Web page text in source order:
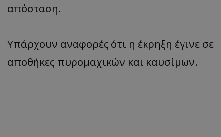
απόσταση.
Υπάρχουν αναφορές ότι η έκρηξη έγινε σε
αποθήκες πυρομαχικών και καυσίμων.